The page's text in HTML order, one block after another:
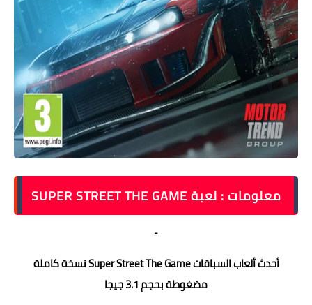
معلومات : لعبة SUPER STREET THE GAME
-
أحدث ألعاب السباقات Super Street The Game نسخة كاملة
مضغوطة بحجم 3.1 جيجا